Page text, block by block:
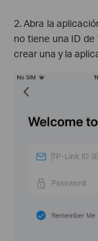
2. Abra la
no tiene una ID
crear una y la